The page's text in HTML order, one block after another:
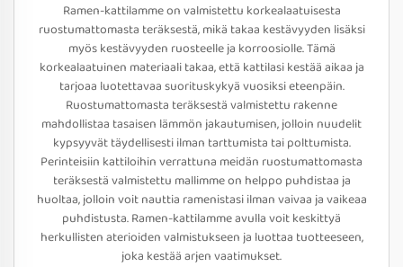
Ramen-kattilamme on valmistettu korkealaatuisesta
ruostumattomasta teräksestä, mikä takaa kestävyyden lisäksi
myös kestävyyden ruosteelle ja korroosiolle. Tämä
korkealaatuinen materiaali takaa, että kattilasi kestää aikaa ja
tarjoaa luotettavaa suorituskykyä vuosiksi eteenpäin.
Ruostumattomasta teräksestä valmistettu rakenne
mahdollistaa tasaisen lämmön jakautumisen, jolloin nuudelit
kypsyyvät täydellisesti ilman tarttumista tai polttumista.
Perinteisiin kattiloihin verrattuna meidän ruostumattomasta
teräksestä valmistettu mallimme on helppo puhdistaa ja
huoltaa, jolloin voit nauttia ramenistasi ilman vaivaa ja vaikeaa
puhdistusta. Ramen-kattilamme avulla voit keskittyä
herkullisten aterioiden valmistukseen ja luottaa tuotteeseen,
joka kestää arjen vaatimukset.